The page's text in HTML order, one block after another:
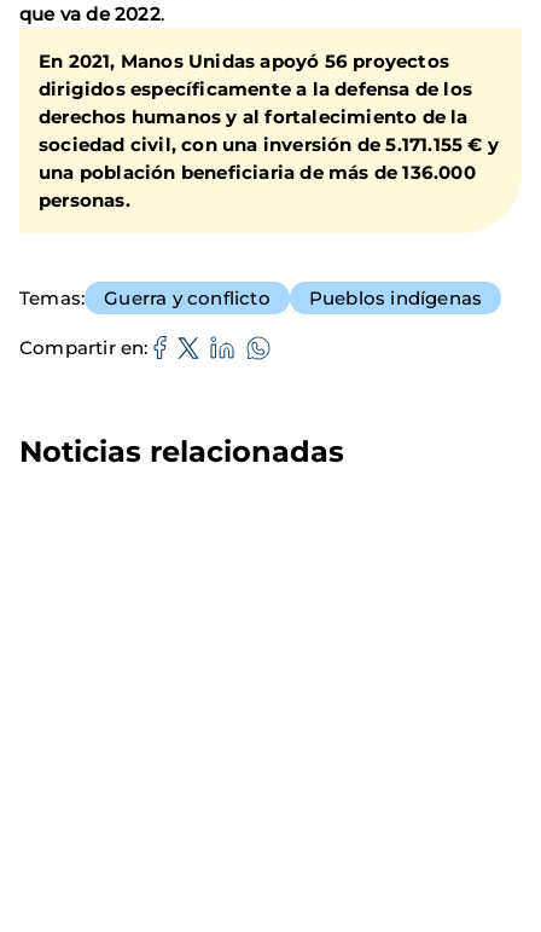
que va de 2022.
En 2021, Manos Unidas apoyó 56 proyectos
dirigidos específicamente a la defensa de los
derechos humanos y al fortalecimiento de la
sociedad civil, con una inversión de 5.171.155 € y
una población beneficiaria de más de 136.000
personas.
Temas Guerra y conflicto Pueblos indígenas
Compartir en
Noticias relacionadas